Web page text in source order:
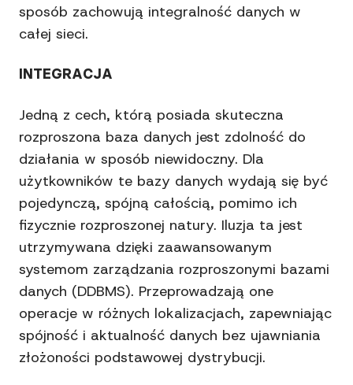
sposób zachowują integralność danych w
całej sieci.
INTEGRACJA
Jedną z cech, którą posiada skuteczna
rozproszona baza danych jest zdolność do
działania w sposób niewidoczny. Dla
użytkowników te bazy danych wydają się być
pojedynczą, spójną całością, pomimo ich
fizycznie rozproszonej natury. Iluzja ta jest
utrzymywana dzięki zaawansowanym
systemom zarządzania rozproszonymi bazami
danych (DDBMS). Przeprowadzają one
operacje w różnych lokalizacjach, zapewniając
spójność i aktualność danych bez ujawniania
złożoności podstawowej dystrybucji.